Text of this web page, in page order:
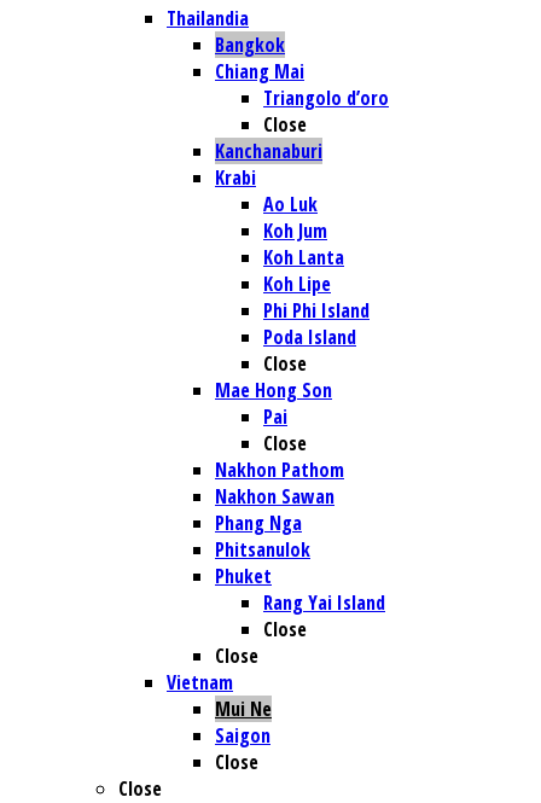
Thailandia
Bangkok
Chiang Mai
Triangolo d’oro
Close
Kanchanaburi
Krabi
Ao Luk
Koh Jum
Koh Lanta
Koh Lipe
Phi Phi Island
Poda Island
Close
Mae Hong Son
Pai
Close
Nakhon Pathom
Nakhon Sawan
Phang Nga
Phitsanulok
Phuket
Rang Yai Island
Close
Close
Vietnam
Mui Ne
Saigon
Close
Close